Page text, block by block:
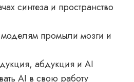
синтеза и пространство
промыли мозги и
абдукция и AI
AI в свою работу